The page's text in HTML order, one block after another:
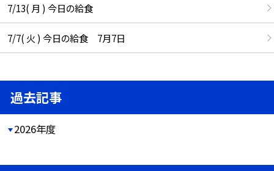
7/13( 月 ) 今日の給食
7/7( 火 ) 今日の給食 7月7日
過去記事
2026年度